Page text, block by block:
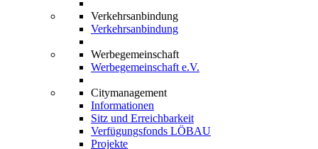
Verkehrsanbindung
Verkehrsanbindung
Werbegemeinschaft
Werbegemeinschaft e.V.
Citymanagement
Informationen
Sitz und Erreichbarkeit
Verfügungsfonds LÖBAU
Projekte